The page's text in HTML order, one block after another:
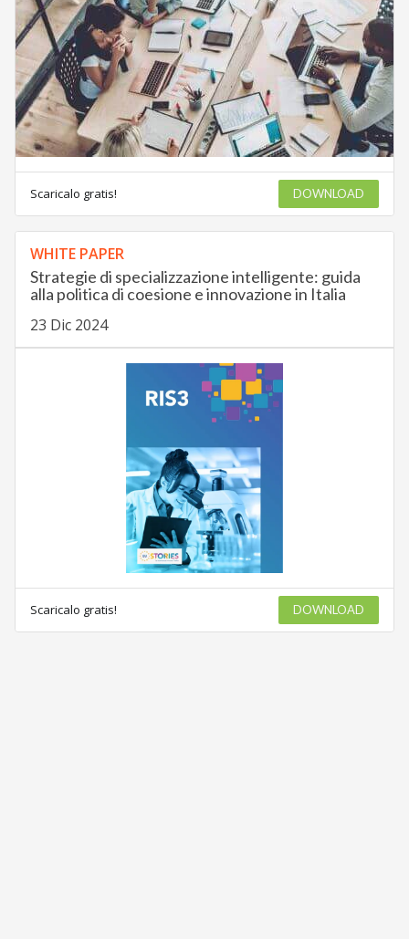
Scaricalo gratis! DOWNLOAD
WHITE PAPER
Strategie di specializzazione intelligente: guida
alla politica di coesione e innovazione in Italia
23 Dic 2024
Scaricalo gratis! DOWNLOAD